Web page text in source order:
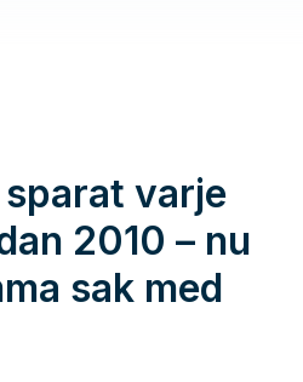
varje
2010 – nu
sak med